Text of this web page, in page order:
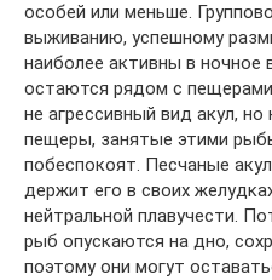
особей или меньше.
выживанию, успешному
наиболее активны в ночное
остаются рядом с
не агрессивный вид акул,
пещеры, занятые этими
побеспокоят. Песчаные
держит его в своих
нейтральной плавучести.
рыб опускаются на дно,
поэтому они могут